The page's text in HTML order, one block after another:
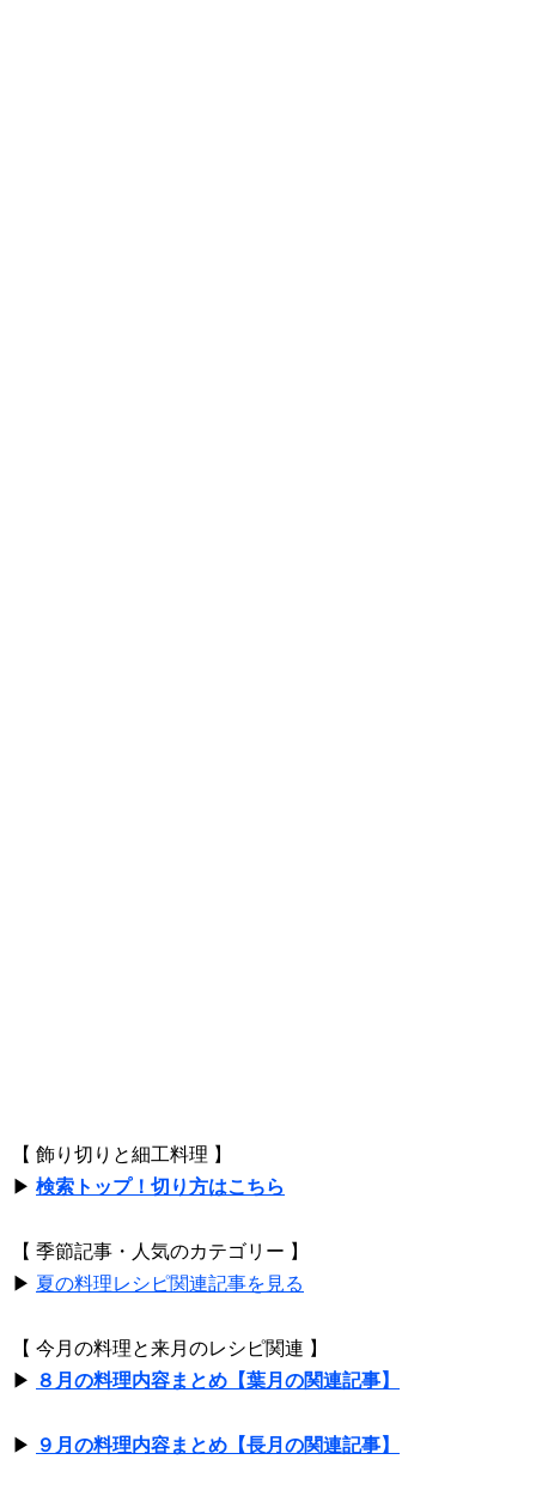
【 飾り切りと細工料理 】
▶ 検索トップ！切り方はこちら
【 季節記事・人気のカテゴリー 】
▶ 夏の料理レシピ関連記事を見る
【 今月の料理と来月のレシピ関連 】
▶ ８月の料理内容まとめ【葉月の関連記事】
▶ ９月の料理内容まとめ【長月の関連記事】